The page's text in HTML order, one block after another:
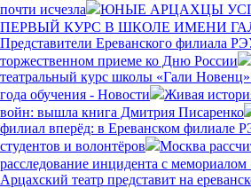
почти исчезла
ЮНЫЕ АРЦАХЦЫ
ПЕРВЫЙ КУРС В ШКОЛЕ ИМЕНИ
Представители Ереванского филиала
торжественном приеме ко Дню России
театральный курс школы «Гали
года обучения - Новости
Живая
войн: вышла книга Дмитрия Писаренко
филиал вперёд: в Ереванском филиале
студентов и волонтёров
Москва
расследование инцидента с
Арцахский театр представит на